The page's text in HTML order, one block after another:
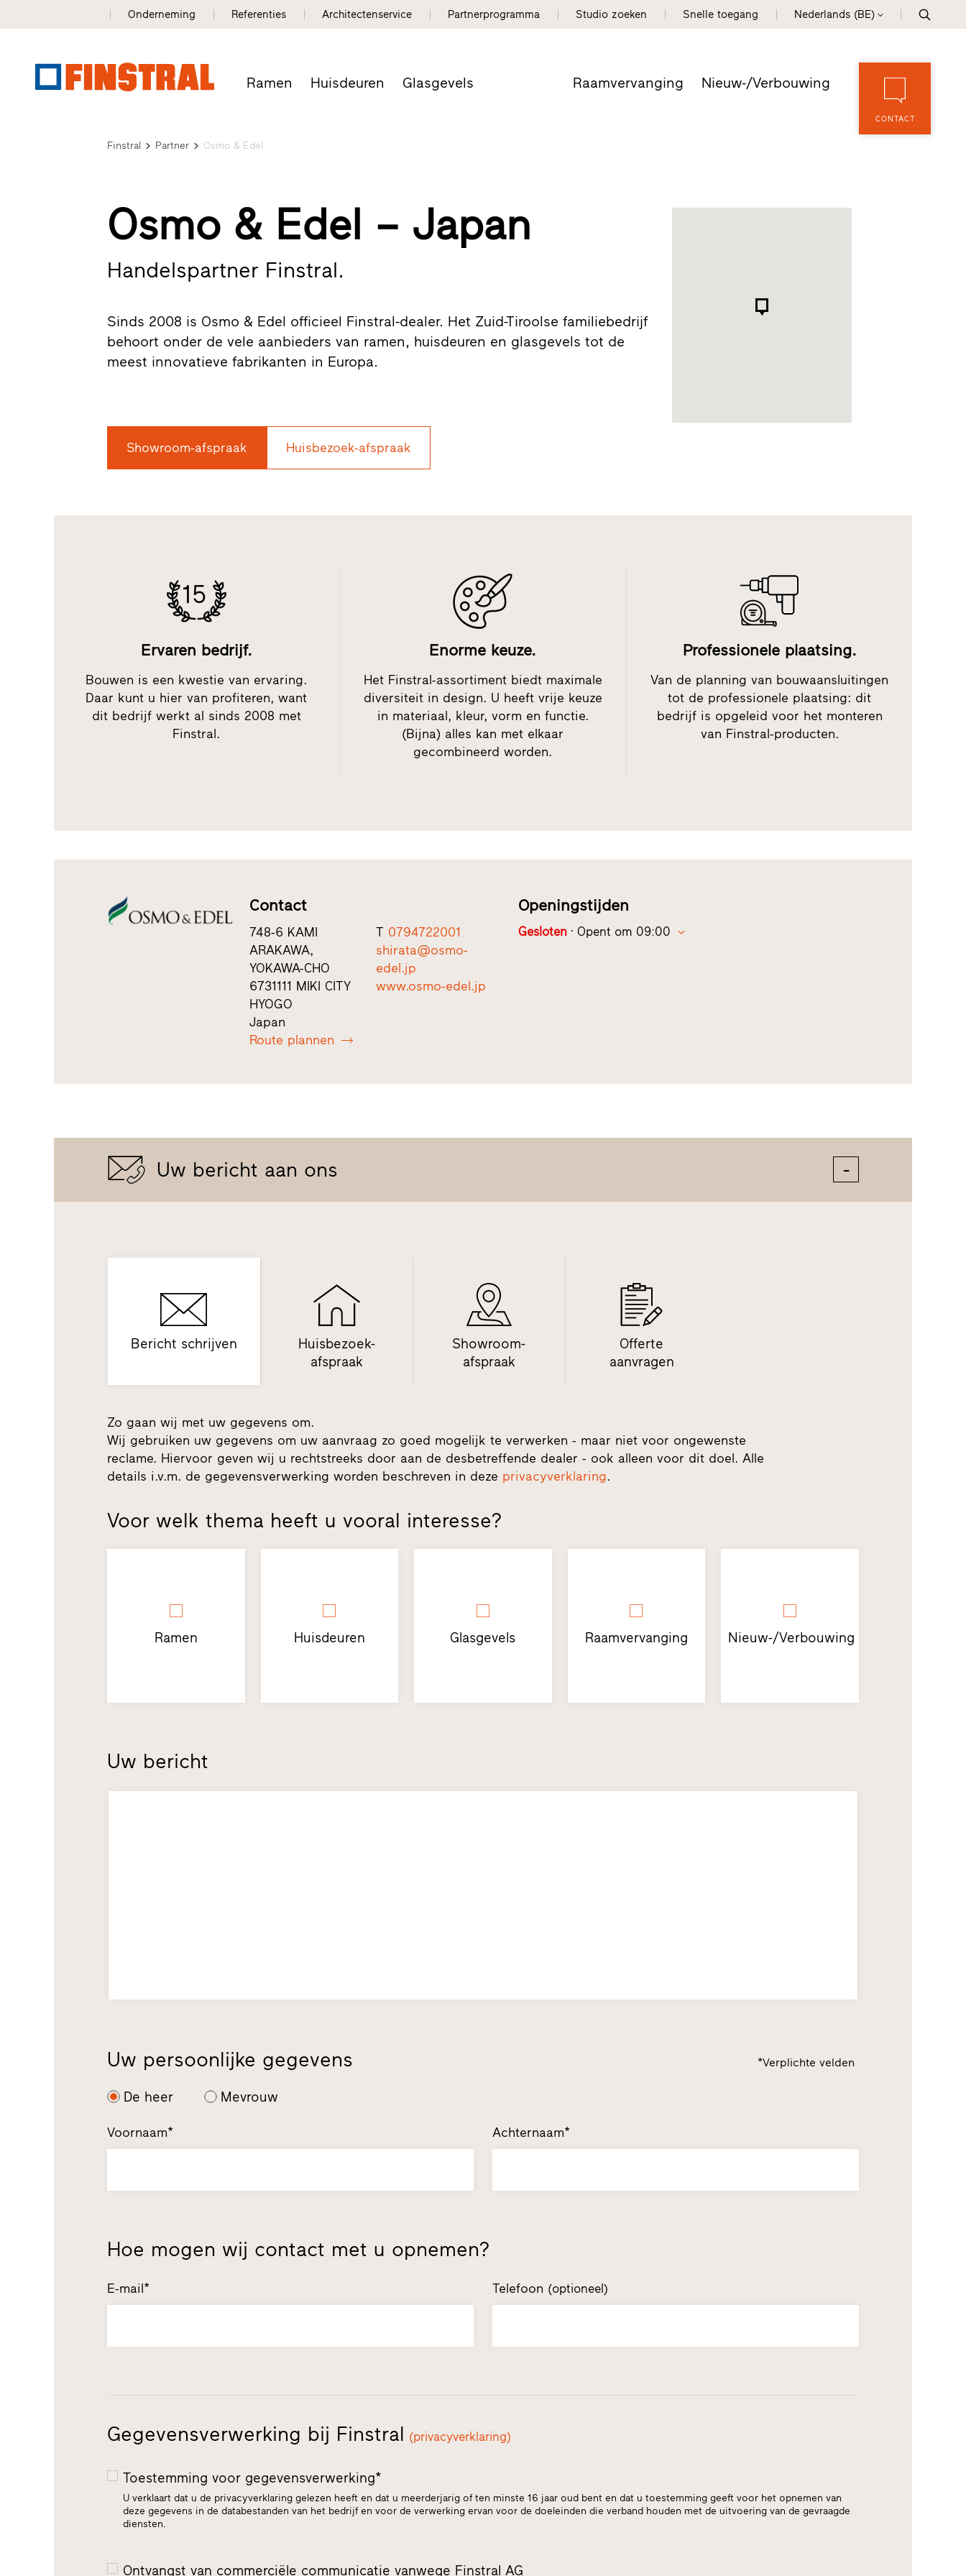
Onderneming Referenties Architectenservice Partnerprogramma Studio zoeken Snelle toegang Nederlands (BE)
Ramen Huisdeuren Glasgevels Raamvervanging Nieuw-/Verbouwing
CONTACT
Finstral Partner Osmo & Edel
Osmo & Edel – Japan
Handelspartner Finstral.
Sinds 2008 is Osmo & Edel officieel Finstral-dealer. Het Zuid-Tiroolse familiebedrijf
behoort onder de vele aanbieders van ramen, huisdeuren en glasgevels tot de
meest innovatieve fabrikanten in Europa.
Showroom-afspraak Huisbezoek-afspraak
15
Ervaren bedrijf.
Bouwen is een kwestie van ervaring.
Daar kunt u hier van profiteren, want
dit bedrijf werkt al sinds 2008 met
Finstral.
Enorme keuze.
Het Finstral-assortiment biedt maximale
diversiteit in design. U heeft vrije keuze
in materiaal, kleur, vorm en functie.
(Bijna) alles kan met elkaar
gecombineerd worden.
Professionele plaatsing.
Van de planning van bouwaansluitingen
tot de professionele plaatsing: dit
bedrijf is opgeleid voor het monteren
van Finstral-producten.
Contact
748-6 KAMI
ARAKAWA,
YOKAWA-CHO
6731111 MIKI CITY
HYOGO
Japan
Route plannen
T 0794722001
shirata@osmo-
edel.jp
www.osmo-edel.jp
Openingstijden
Gesloten Opent om 09:00
Uw bericht aan ons
Bericht schrijven
Huisbezoek-
afspraak
Showroom-
afspraak
Offerte
aanvragen
Zo gaan wij met uw gegevens om.
Wij gebruiken uw gegevens om uw aanvraag zo goed mogelijk te verwerken - maar niet voor ongewenste
reclame. Hiervoor geven wij u rechtstreeks door aan de desbetreffende dealer - ook alleen voor dit doel. Alle
details i.v.m. de gegevensverwerking worden beschreven in deze privacyverklaring.
Voor welk thema heeft u vooral interesse?
Ramen Huisdeuren Glasgevels Raamvervanging Nieuw-/Verbouwing
Uw bericht
Uw persoonlijke gegevens *Verplichte velden
De heer Mevrouw
Voornaam* Achternaam*
Hoe mogen wij contact met u opnemen?
E-mail* Telefoon (optioneel)
Gegevensverwerking bij Finstral (privacyverklaring)
Toestemming voor gegevensverwerking*
U verklaart dat u de privacyverklaring gelezen heeft en dat u meerderjarig of ten minste 16 jaar oud bent en dat u toestemming geeft voor het opnemen van
deze gegevens in de databestanden van het bedrijf en voor de verwerking ervan voor de doeleinden die verband houden met de uitvoering van de gevraagde
diensten.
Ontvangst van commerciële communicatie vanwege Finstral AG